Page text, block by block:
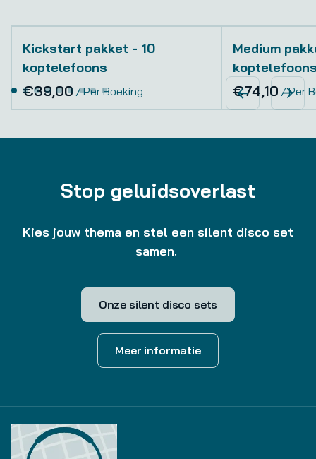
Kickstart pakket - 10
koptelefoons
/
Medium
/
Stop geluidsoverlast
Kies jouw thema en stel een silent disco set
samen.
Onze silent disco sets
Meer informatie